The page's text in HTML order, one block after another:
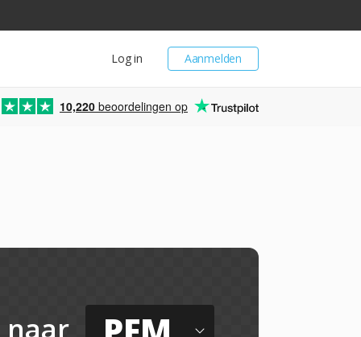
Aanmelden
Log in
10,220 beoordelingen op
naar